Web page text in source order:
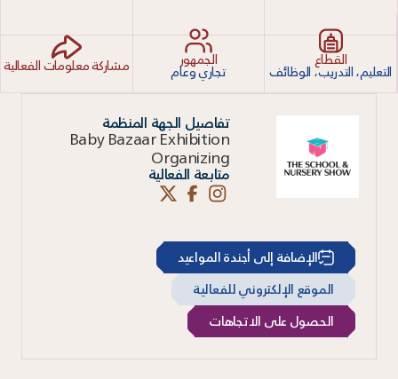
القطاع
التعليم، التدريب، الوظائف
الجمهور
تجاري وعام مشاركة معلومات الفعالية
تفاصيل الجهة المنظمة
Baby Bazaar Exhibition
Organizing
متابعة الفعالية
الإضافة إلى أجندة المواعيد
الموقع الإلكتروني للفعالية
الحصول على الاتجاهات